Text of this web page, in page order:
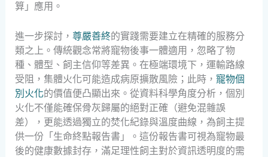
算」應用。
進一步探討， 尊嚴善終的實踐需要建立在精確的服務分
類之上。傳統觀念常將寵物後事一體適用，忽略了物
種、體型、飼主信仰等差異。在極端環境下，運輸路線
受阻，集體火化可能造成病原擴散風險；此時， 寵物個
別火化的價值便凸顯出來。從資料科學角度分析，個別
火化不僅能確保骨灰歸屬的絕對正確（避免混雜誤
差），更能透過獨立的焚化紀錄與溫度曲線，為飼主提
供一份「生命終點報告書」。這份報告書可視為寵物最
後的健康數據封存，滿足理性飼主對於資訊透明度的需